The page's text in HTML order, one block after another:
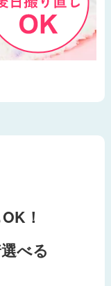
！
べる